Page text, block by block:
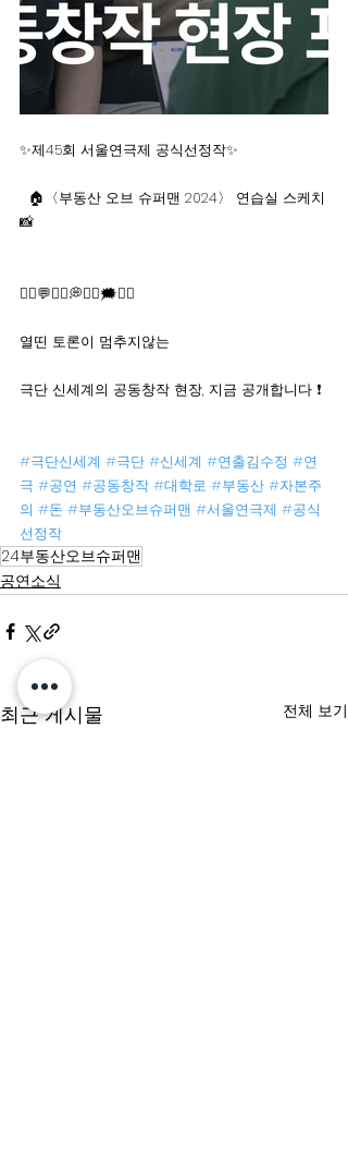
✨제45회 서울연극제 공식선정작✨
🏠〈부동산 오브 슈퍼맨 2024〉 연습실 스케치
📸
🙋‍♀💬🙆‍♀💭🙆‍♂🗯🙋‍♂
열띤 토론이 멈추지않는
극단 신세계의 공동창작 현장, 지금 공개합니다 ❗
#극단신세계 #극단 #신세계 #연출김수정 #연
극 #공연 #공동창작 #대학로 #부동산 #자본주
의 #돈 #부동산오브슈퍼맨 #서울연극제 #공식
선정작
24부동산오브슈퍼맨
공연소식
최근 게시물 전체 보기